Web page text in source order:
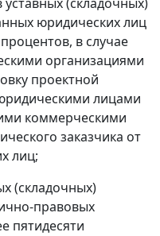
(складочных)
юридических лиц
в случае
организациями
проектной
лицами
коммерческими
заказчика от
лиц;
(складочных)
правовых
пятидесяти